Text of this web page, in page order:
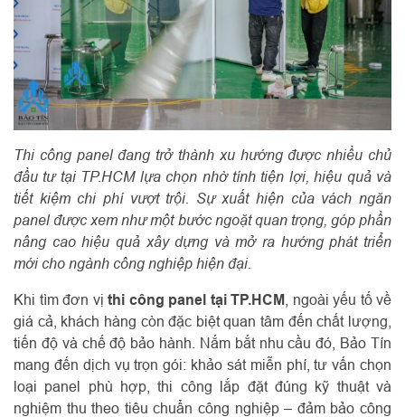
Thi công panel đang trở thành xu hướng được nhiều chủ
đầu tư tại TP.HCM lựa chọn nhờ tính tiện lợi, hiệu quả và
tiết kiệm chi phí vượt trội. Sự xuất hiện của vách ngăn
panel được xem như một bước ngoặt quan trọng, góp phần
nâng cao hiệu quả xây dựng và mở ra hướng phát triển
mới cho ngành công nghiệp hiện đại.
Khi tìm đơn vị thi công panel tại TP.HCM
, ngoài yếu tố về
giá cả, khách hàng còn đặc biệt quan tâm đến chất lượng,
tiến độ và chế độ bảo hành. Nắm bắt nhu cầu đó, Bảo Tín
mang đến dịch vụ trọn gói: khảo sát miễn phí, tư vấn chọn
loại panel phù hợp, thi công lắp đặt đúng kỹ thuật và
nghiệm thu theo tiêu chuẩn công nghiệp – đảm bảo công